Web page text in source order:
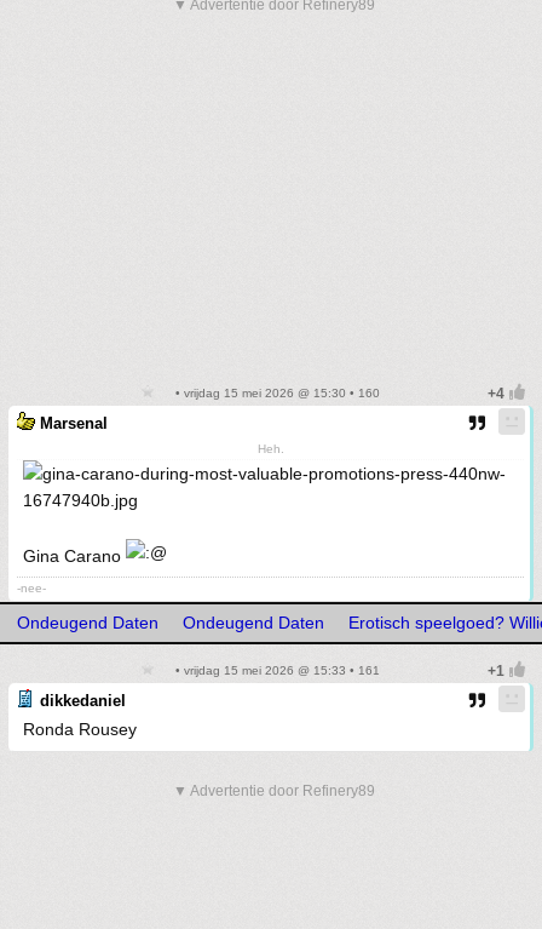
▼ Advertentie door Refinery89
• vrijdag 15 mei 2026 @ 15:30 • 160
Marsenal
Heh.
Gina Carano
-nee-
Ondeugend Daten Ondeugend Daten Erotisch speelgoed?
• vrijdag 15 mei 2026 @ 15:33 • 161
dikkedaniel
Ronda Rousey
▼ Advertentie door Refinery89